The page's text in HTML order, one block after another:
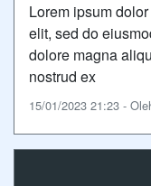
Lorem ipsum
elit, sed do
dolore magna
nostrud ex
15/01/2023 21:23 -